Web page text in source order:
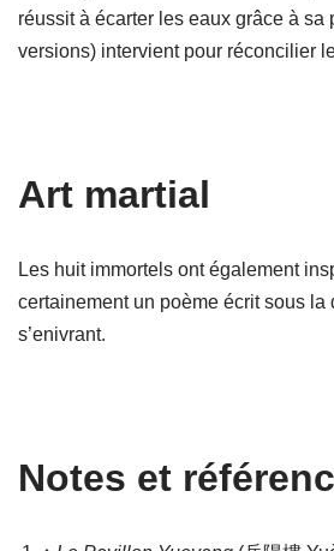
réussit à écarter les eaux grâce à
versions) intervient pour réconcilier
Art martial
Les huit immortels ont également
certainement un poème écrit sous
s’enivrant.
Notes et